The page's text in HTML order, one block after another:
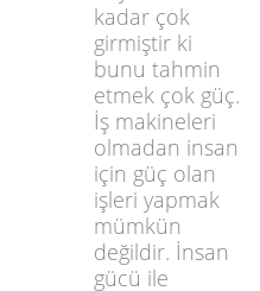
kadar çok
girmiştir ki
bunu tahmin
etmek çok güç.
İş makineleri
olmadan insan
için güç olan
işleri yapmak
mümkün
değildir. İnsan
gücü ile